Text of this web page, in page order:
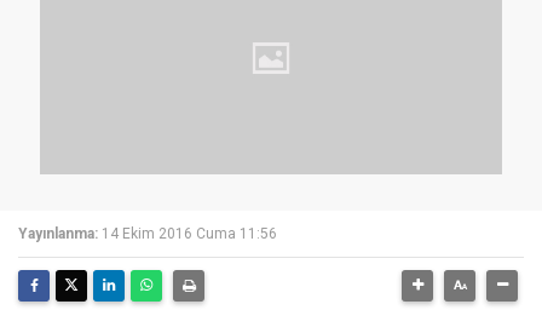
Yayınlanma: 14 Ekim 2016 Cuma 11:56